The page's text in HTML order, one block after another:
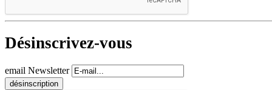
Désinscrivez-vous
email Newsletter